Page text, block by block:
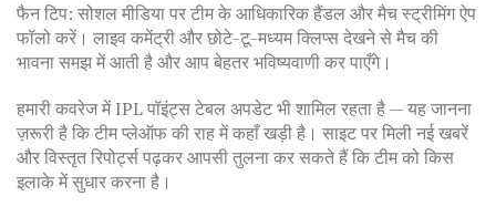
फैन टिप: सोशल मीडिया पर टीम के आधिकारिक हैंडल और मैच स्ट्रीमिंग ऐप
फॉलो करें। लाइव कमेंट्री और छोटे-टू-मध्यम क्लिप्स देखने से मैच की
भावना समझ में आती है और आप बेहतर भविष्यवाणी कर पाएँगे।
हमारी कवरेज में IPL पॉइंट्स टेबल अपडेट भी शामिल रहता है — यह जानना
ज़रूरी है कि टीम प्लेऑफ की राह में कहाँ खड़ी है। साइट पर मिली नई खबरें
और विस्तृत रिपोर्ट्स पढ़कर आपसी तुलना कर सकते हैं कि टीम को किस
इलाके में सुधार करना है।